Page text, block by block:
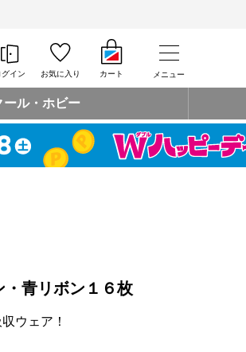
グイン お気に入り カート メニュー
ール・ホビー
青リボン１６枚
ウェア！